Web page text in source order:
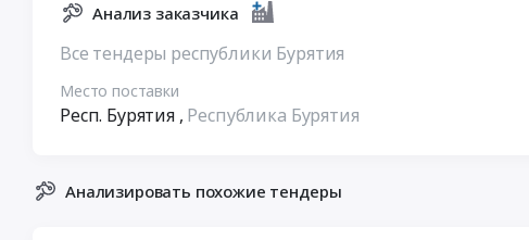
Анализ заказчика
Все тендеры республики Бурятия
Место поставки
Респ. Бурятия , Республика Бурятия
Анализировать похожие тендеры